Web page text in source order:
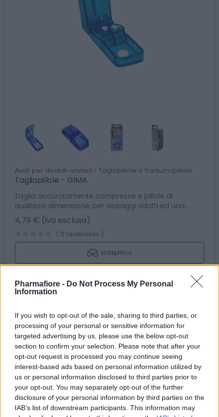
Pharmafiore - Do Not Process My Personal
Information
If you wish to opt-out of the sale, sharing to third parties, or
processing of your personal or sensitive information for
targeted advertising by us, please use the below opt-out
section to confirm your selection. Please note that after your
opt-out request is processed you may continue seeing
interest-based ads based on personal information utilized by
us or personal information disclosed to third parties prior to
your opt-out. You may separately opt-out of the further
disclosure of your personal information by third parties on the
IAB’s list of downstream participants. This information may
Ausili per disabili-anziani > Tagliapillole e frantumapillole
Tagliapillole - GIMA
Taglia accuratamente compresse e pillole di
qualsiasi dimensione, per dosaggi ridotti ed una...
4,79 € (iva esclusa)
( 0 recensioni )
anteprima
VISUALIZZA
Prec. 1 Succ.
Categorie
Abbigliamento e protezione
Abbigliamento professionale